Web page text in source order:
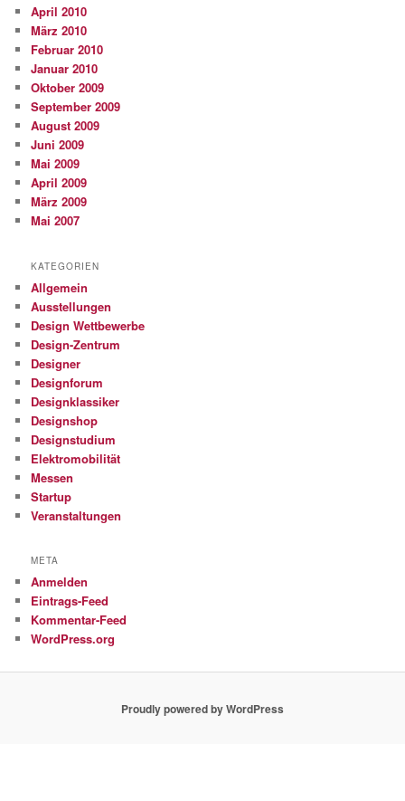
April 2010
März 2010
Februar 2010
Januar 2010
Oktober 2009
September 2009
August 2009
Juni 2009
Mai 2009
April 2009
März 2009
Mai 2007
KATEGORIEN
Allgemein
Ausstellungen
Design Wettbewerbe
Design-Zentrum
Designer
Designforum
Designklassiker
Designshop
Designstudium
Elektromobilität
Messen
Startup
Veranstaltungen
META
Anmelden
Eintrags-Feed
Kommentar-Feed
WordPress.org
Proudly powered by WordPress